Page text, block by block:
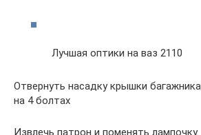
Лучшая оптики на ваз 2110
Отвернуть насадку крышки
на 4 болтах
Извлечь патрон и поменять лампочку.